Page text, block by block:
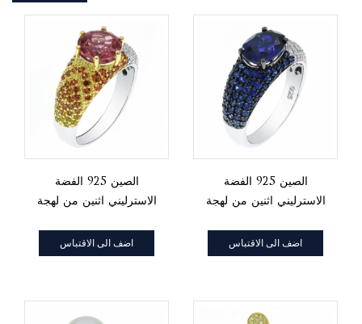
الصين 925 الفضة
الاسترليني اثنين من لهجة
والمجوهرات الدائري
اضف الى الاقتباس
الصين 925 الفضة
الاسترليني اثنين من لهجة
تشيكوسلوفاكيا عصابة
المجوهرات
اضف الى الاقتباس